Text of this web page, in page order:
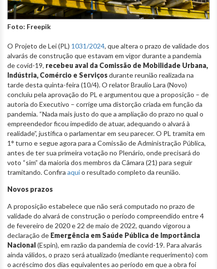
Foto: Freepik
O Projeto de Lei (PL) 1031/2024, que altera o prazo de validade dos
alvarás de construção que estavam em vigor durante a pandemia
de covid-19, recebeu aval da Comissão de Mobilidade Urbana,
Indústria, Comércio e Serviçosdurante reunião realizada na
tarde desta quinta-feira (10/4). O relator Braulio Lara (Novo)
concluiu pela aprovação do PL e argumentou que a proposição – de
autoria do Executivo – corrige uma distorção criada em função da
pandemia. “Nada mais justo do que a ampliação do prazo no qual o
empreendedor ficou impedido de atuar, adequando o alvará à
realidade”, justifica o parlamentar em seu parecer. O PL tramita em
1° turno e segue agora para a Comissão de Administração Pública,
antes de ter sua primeira votação no Plenário, onde precisará do
voto “sim” da maioria dos membros da Câmara (21) para seguir
tramitando. Confira aquio resultado completo da reunião.
Novos prazos
A proposição estabelece que não será computado no prazo de
validade do alvará de construção o período compreendido entre 4
de fevereiro de 2020 e 22 de maio de 2022, quando vigorou a
declaração de Emergência em Saúde Pública de Importância
Nacional(Espin), em razão da pandemia de covid-19. Para alvarás
ainda válidos, o prazo será atualizado (mediante requerimento) com
o acréscimo dos dias equivalentes ao período em que a obra foi